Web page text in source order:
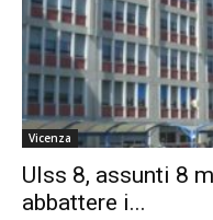
Vicenza
Ulss 8, assunti 8
abbattere i...